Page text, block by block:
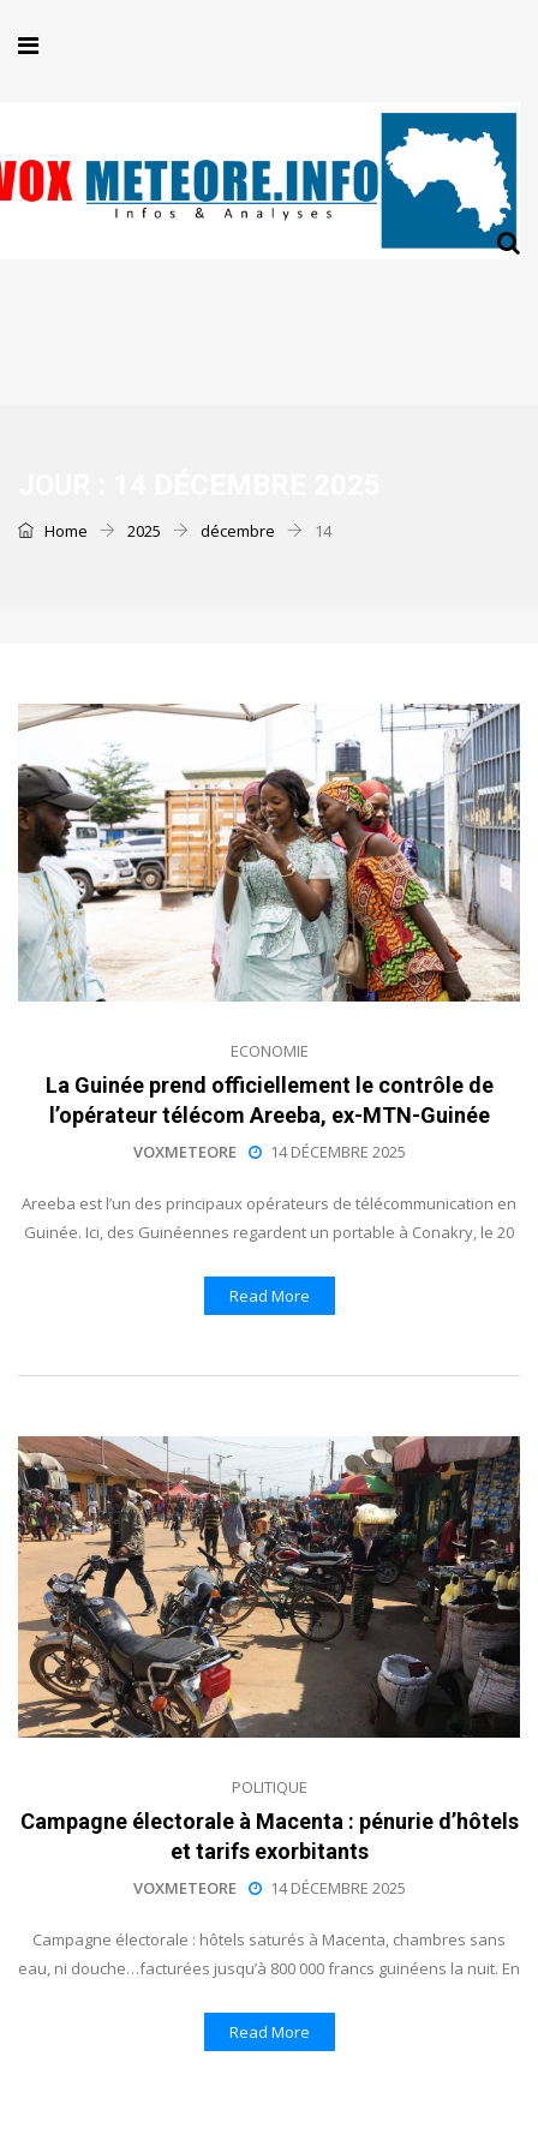
Home 2025 décembre 14
ECONOMIE
La Guinée prend officiellement le contrôle de
l’opérateur télécom Areeba, ex-MTN-Guinée
VOXMETEORE 14 DÉCEMBRE 2025
Areeba est l’un des principaux opérateurs de télécommunication en
Guinée. Ici, des Guinéennes regardent un portable à Conakry, le 20
Read More
POLITIQUE
Campagne électorale à Macenta : pénurie d’hôtels
et tarifs exorbitants
VOXMETEORE 14 DÉCEMBRE 2025
Campagne électorale : hôtels saturés à Macenta, chambres sans
eau, ni douche…facturées jusqu’à 800 000 francs guinéens la nuit. En
Read More